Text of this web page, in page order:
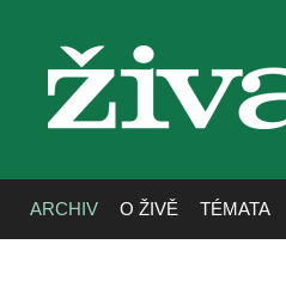
živa
ARCHIV O ŽIVĚ TÉMATA